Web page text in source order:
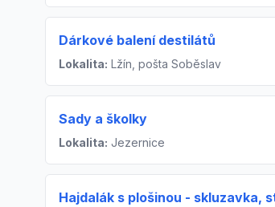
Dárkové balení destilátů
Lokalita: Lžín, pošta Soběslav
Sady a školky
Lokalita: Jezernice
Hajdalák s plošinou - skluzavka,